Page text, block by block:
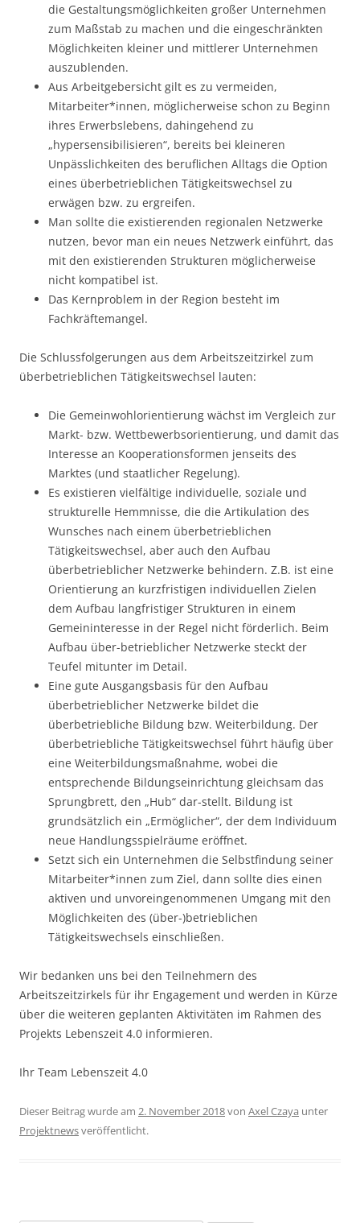
die Gestaltungsmöglichkeiten großer Unternehmen
zum Maßstab zu machen und die eingeschränkten
Möglichkeiten kleiner und mittlerer Unternehmen
auszublenden.
Aus Arbeitgebersicht gilt es zu vermeiden,
Mitarbeiter*innen, möglicherweise schon zu Beginn
ihres Erwerbslebens, dahingehend zu
„hypersensibilisieren“, bereits bei kleineren
Unpässlichkeiten des beruflichen Alltags die Option
eines überbetrieblichen Tätigkeitswechsel zu
erwägen bzw. zu ergreifen.
Man sollte die existierenden regionalen Netzwerke
nutzen, bevor man ein neues Netzwerk einführt, das
mit den existierenden Strukturen möglicherweise
nicht kompatibel ist.
Das Kernproblem in der Region besteht im
Fachkräftemangel.
Die Schlussfolgerungen aus dem Arbeitszeitzirkel zum
überbetrieblichen Tätigkeitswechsel lauten:
Die Gemeinwohlorientierung wächst im Vergleich zur
Markt- bzw. Wettbewerbsorientierung, und damit das
Interesse an Kooperationsformen jenseits des
Marktes (und staatlicher Regelung).
Es existieren vielfältige individuelle, soziale und
strukturelle Hemmnisse, die die Artikulation des
Wunsches nach einem überbetrieblichen
Tätigkeitswechsel, aber auch den Aufbau
überbetrieblicher Netzwerke behindern. Z.B. ist eine
Orientierung an kurzfristigen individuellen Zielen
dem Aufbau langfristiger Strukturen in einem
Gemeininteresse in der Regel nicht förderlich. Beim
Aufbau über-betrieblicher Netzwerke steckt der
Teufel mitunter im Detail.
Eine gute Ausgangsbasis für den Aufbau
überbetrieblicher Netzwerke bildet die
überbetriebliche Bildung bzw. Weiterbildung. Der
überbetriebliche Tätigkeitswechsel führt häufig über
eine Weiterbildungsmaßnahme, wobei die
entsprechende Bildungseinrichtung gleichsam das
Sprungbrett, den „Hub“ dar-stellt. Bildung ist
grundsätzlich ein „Ermöglicher“, der dem Individuum
neue Handlungsspielräume eröffnet.
Setzt sich ein Unternehmen die Selbstfindung seiner
Mitarbeiter*innen zum Ziel, dann sollte dies einen
aktiven und unvoreingenommenen Umgang mit den
Möglichkeiten des (über-)betrieblichen
Tätigkeitswechsels einschließen.
Wir bedanken uns bei den Teilnehmern des
Arbeitszeitzirkels für ihr Engagement und werden in Kürze
über die weiteren geplanten Aktivitäten im Rahmen des
Projekts Lebenszeit 4.0 informieren.
Ihr Team Lebenszeit 4.0
Dieser Beitrag wurde am 2. November 2018von Axel Czaya unter
Projektnewsveröffentlicht.